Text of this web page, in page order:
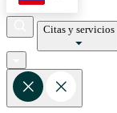
Citas y servicios